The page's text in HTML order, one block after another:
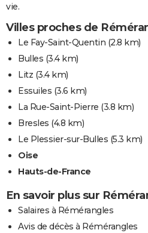
vie.
Villes proches de
Le Fay-Saint-Quentin (2.8 km)
Bulles (3.4 km)
Litz (3.4 km)
Essuiles (3.6 km)
La Rue-Saint-Pierre (3.8 km)
Bresles (4.8 km)
Le Plessier-sur-Bulles (5.3 km)
Oise
Hauts-de-France
En savoir plus sur
Salaires à Rémérangles
Avis de décès à Rémérangles